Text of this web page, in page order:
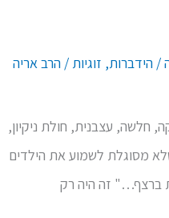
/ הידברות, זוגיות / הרב אריה
חלשה, עצבנית, חולת ניקיון,
מסוגלת לשמוע את הילדים
ברצף…" זה היה רק